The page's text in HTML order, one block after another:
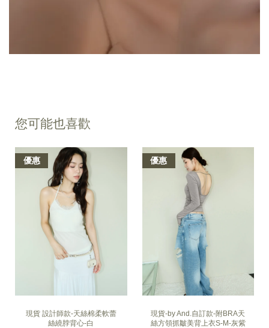
您可能也喜歡
優惠
現貨 設計師款-天絲棉柔軟蕾
絲繞脖背心-白
優惠
現貨-by And.自訂款-附BRA天
絲方領抓皺美背上衣S-M-灰紫